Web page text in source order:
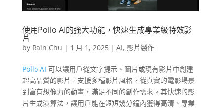
使用Pollo AI的強大功能，快速生成專業級特效影
片
by Rain Chu | 1 月 1, 2025| AI, 影片製作
Pollo AI 可以讓用戶從文字提示、圖片或現有影片中創建
超高品質的影片，支援多種影片風格，從真實的電影場景
到富有想像力的動畫，滿足不同的創作需求。其快速的影
片生成演算法，讓用戶能在短短幾分鐘內獲得高清、專業